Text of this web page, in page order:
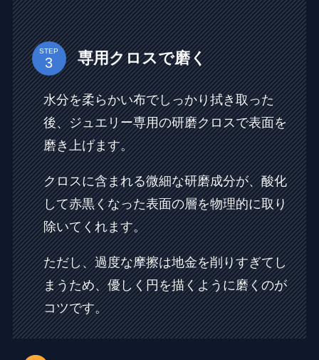
STEP 専用クロスで磨く
水分を柔らかい布でしっかり拭き取った
後、ジュエリー専用の研磨クロスで表面を
磨き上げます。
クロスに含まれる微細な研磨成分が、酸化
して赤黒くなった表面の層を物理的に取り
除いてくれます。
ただし、過度な摩擦は地金を削りすぎてし
まうため、優しく円を描くように磨くのが
コツです。